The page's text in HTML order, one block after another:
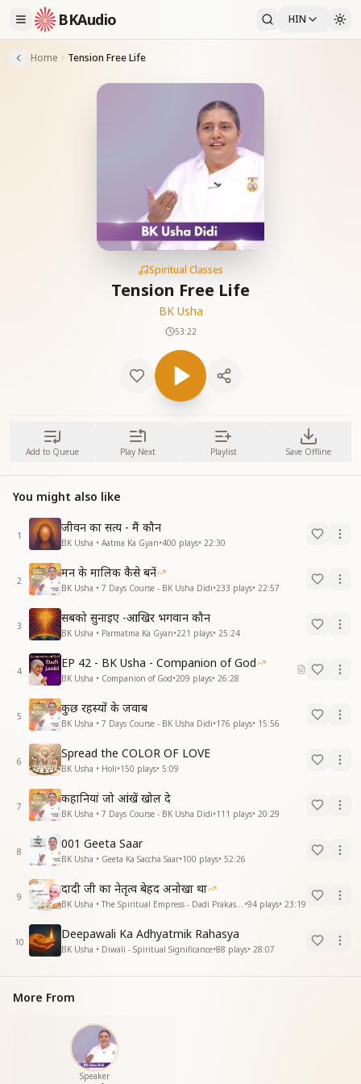
BKAudio HIN
Home Tension Free Life
Spiritual Classes
Tension Free Life
BK Usha
53:22
Add to Queue Play Next Playlist Save Offline
You might also like
1
जीवन का सत्य - मैं कौन
BK Usha • Aatma Ka Gyan•400 plays• 22:30
2
मन के मालिक कैसे बनें
BK Usha • 7 Days Course - BK Usha Didi•233 plays• 22:57
3
सबको सुनाइए -आखिर भगवान कौन
BK Usha • Parmatma Ka Gyan•221 plays• 25:24
4
EP 42 - BK Usha - Companion of God
BK Usha • Companion of God•209 plays• 26:28
5
कुछ रहस्यों के जवाब
BK Usha • 7 Days Course - BK Usha Didi•176 plays• 15:56
6
Spread the COLOR OF LOVE
BK Usha • Holi•150 plays• 5:09
7
कहानियां जो आंखें खोल दे
BK Usha • 7 Days Course - BK Usha Didi•111 plays• 20:29
8
001 Geeta Saar
BK Usha • Geeta Ka Saccha Saar•100 plays• 52:26
9
दादी जी का नेतृत्व बेहद अनोखा था
•94 plays• 23:19
10
Deepawali Ka Adhyatmik Rahasya
BK Usha • Diwali - Spiritual Significance•88 plays• 28:07
More From
Speaker